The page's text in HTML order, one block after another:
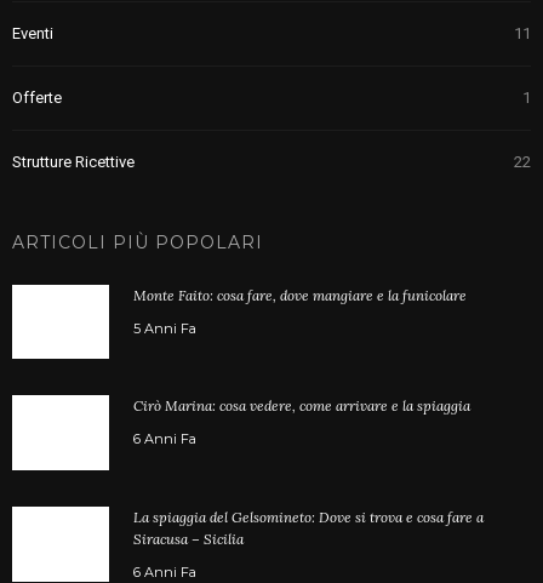
Eventi 11
Offerte 1
Strutture Ricettive 22
ARTICOLI PIÙ POPOLARI
Monte Faito: cosa fare, dove mangiare e la funicolare
5 Anni Fa
Cirò Marina: cosa vedere, come arrivare e la spiaggia
6 Anni Fa
La spiaggia del Gelsomineto: Dove si trova e cosa fare a
Siracusa – Sicilia
6 Anni Fa